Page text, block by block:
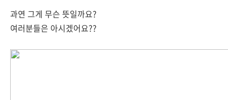
과연 그게 무슨 뜻일까요?
여러분들은 아시겠어요??